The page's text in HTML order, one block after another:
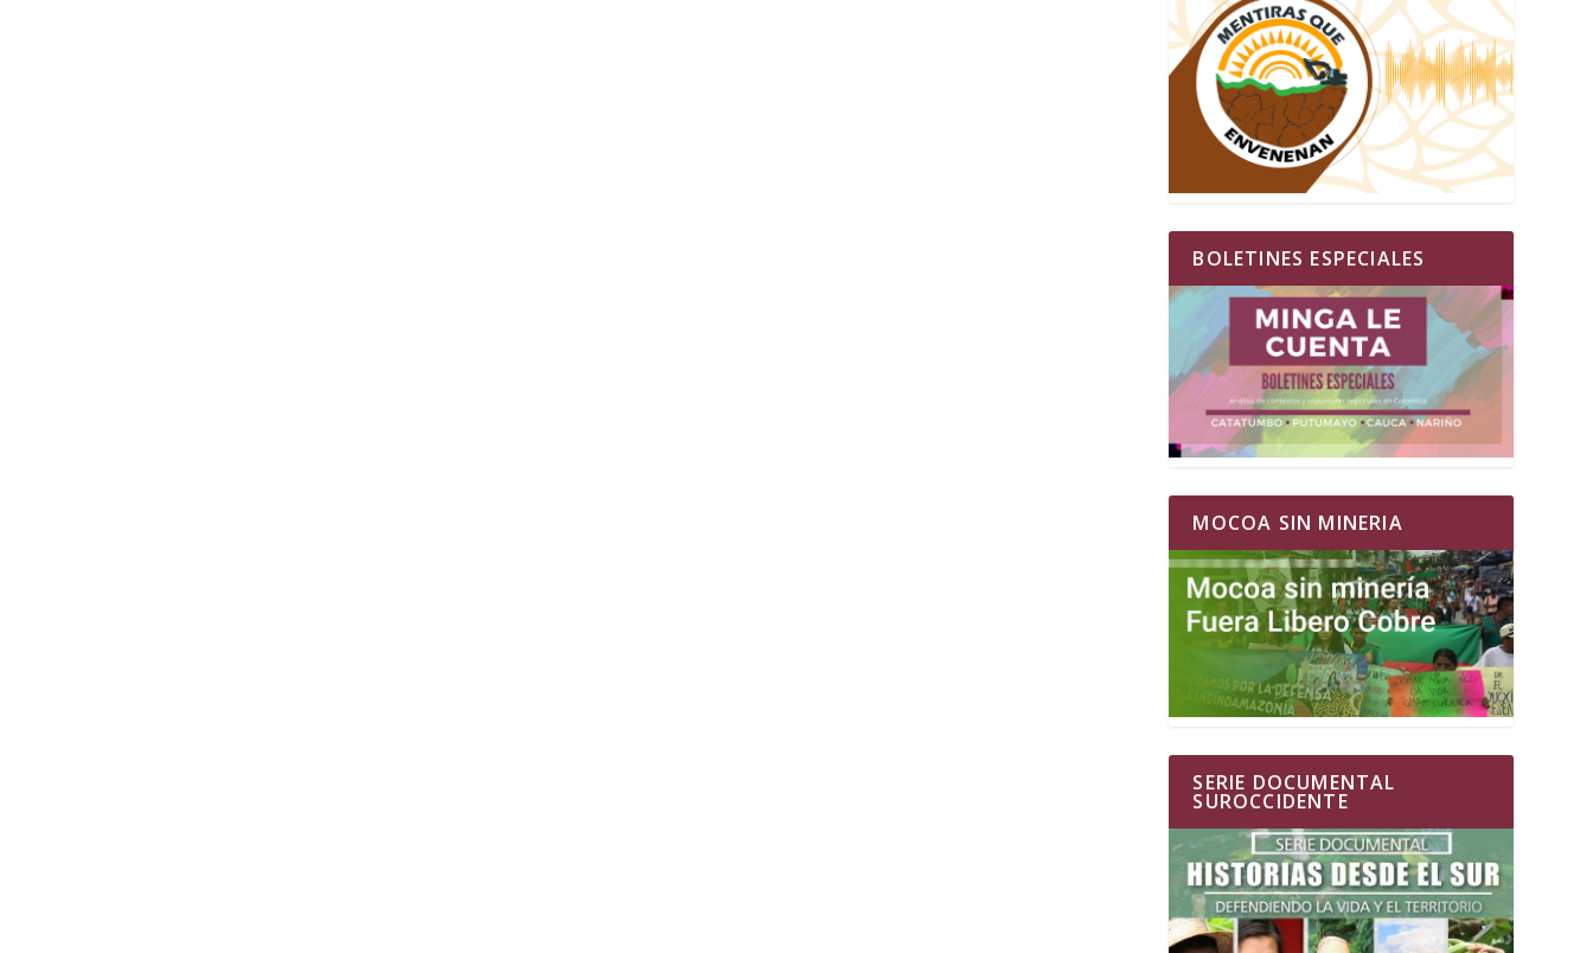
BOLETINES ESPECIALES
MOCOA SIN MINERIA
SERIE DOCUMENTAL
SUROCCIDENTE